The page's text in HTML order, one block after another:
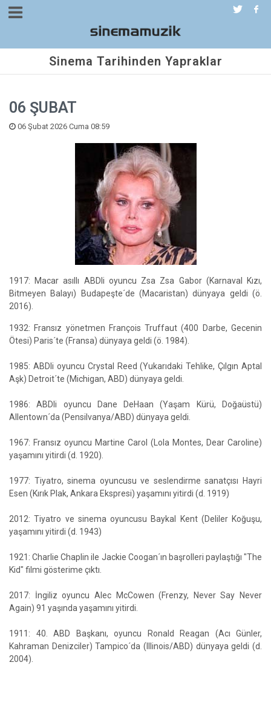
Sinema Tarihinden Yapraklar
06 ŞUBAT
06 Şubat 2026 Cuma 08:59
1917: Macar asıllı ABDli oyuncu Zsa Zsa Gabor (Karnaval Kızı,
Bitmeyen Balayı) Budapeşte´de (Macaristan) dünyaya geldi (ö.
2016).
1932: Fransız yönetmen François Truffaut (400 Darbe, Gecenin
Ötesi) Paris´te (Fransa) dünyaya geldi (ö. 1984).
1985: ABDli oyuncu Crystal Reed (Yukarıdaki Tehlike, Çılgın Aptal
Aşk) Detroit´te (Michigan, ABD) dünyaya geldi.
1986: ABDli oyuncu Dane DeHaan (Yaşam Kürü, Doğaüstü)
Allentown´da (Pensilvanya/ABD) dünyaya geldi.
1967: Fransız oyuncu Martine Carol (Lola Montes, Dear Caroline)
yaşamını yitirdi (d. 1920).
1977: Tiyatro, sinema oyuncusu ve seslendirme sanatçısı Hayri
Esen (Kırık Plak, Ankara Ekspresi) yaşamını yitirdi (d. 1919)
2012: Tiyatro ve sinema oyuncusu Baykal Kent (Deliler Koğuşu,
yaşamını yitirdi (d. 1943)
1921: Charlie Chaplin ile Jackie Coogan´ın başrolleri paylaştığı "The
Kid" filmi gösterime çıktı.
2017: İngiliz oyuncu Alec McCowen (Frenzy, Never Say Never
Again) 91 yaşında yaşamını yitirdi.
1911: 40. ABD Başkanı, oyuncu Ronald Reagan (Acı Günler,
Kahraman Denizciler) Tampico´da (Illinois/ABD) dünyaya geldi (d.
2004).